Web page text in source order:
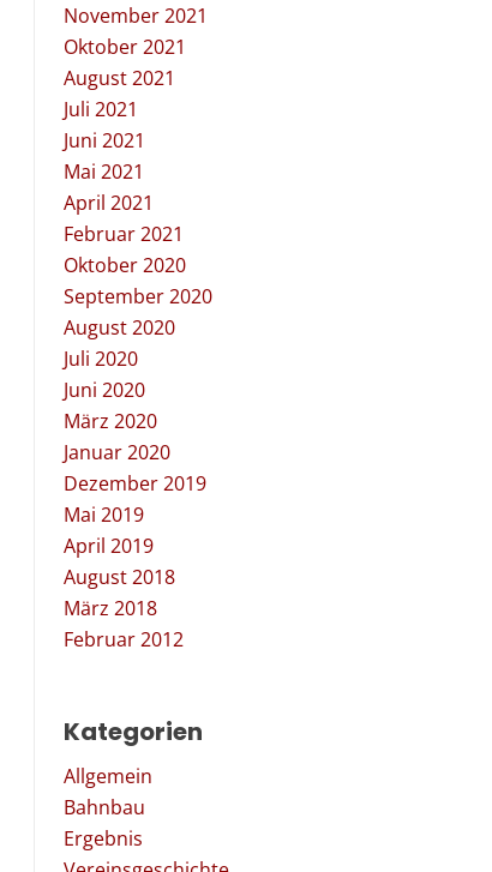
November 2021
Oktober 2021
August 2021
Juli 2021
Juni 2021
Mai 2021
April 2021
Februar 2021
Oktober 2020
September 2020
August 2020
Juli 2020
Juni 2020
März 2020
Januar 2020
Dezember 2019
Mai 2019
April 2019
August 2018
März 2018
Februar 2012
Kategorien
Allgemein
Bahnbau
Ergebnis